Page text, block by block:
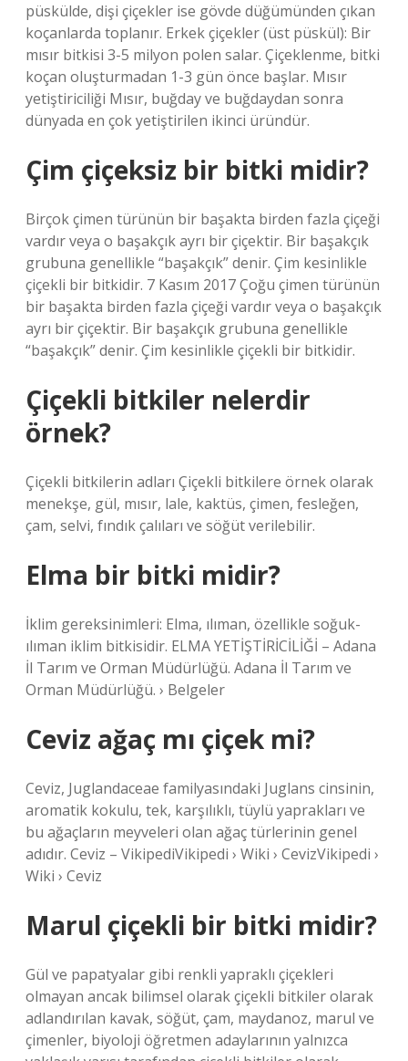
püskülde, dişi çiçekler ise gövde düğümünden çıkan
koçanlarda toplanır. Erkek çiçekler (üst püskül): Bir
mısır bitkisi 3-5 milyon polen salar. Çiçeklenme, bitki
koçan oluşturmadan 1-3 gün önce başlar. Mısır
yetiştiriciliği Mısır, buğday ve buğdaydan sonra
dünyada en çok yetiştirilen ikinci üründür.
Çim çiçeksiz bir bitki midir?
Birçok çimen türünün bir başakta birden fazla çiçeği
vardır veya o başakçık ayrı bir çiçektir. Bir başakçık
grubuna genellikle “başakçık” denir. Çim kesinlikle
çiçekli bir bitkidir. 7 Kasım 2017 Çoğu çimen türünün
bir başakta birden fazla çiçeği vardır veya o başakçık
ayrı bir çiçektir. Bir başakçık grubuna genellikle
“başakçık” denir. Çim kesinlikle çiçekli bir bitkidir.
Çiçekli bitkiler nelerdir
örnek?
Çiçekli bitkilerin adları Çiçekli bitkilere örnek olarak
menekşe, gül, mısır, lale, kaktüs, çimen, fesleğen,
çam, selvi, fındık çalıları ve söğüt verilebilir.
Elma bir bitki midir?
İklim gereksinimleri: Elma, ılıman, özellikle soğuk-
ılıman iklim bitkisidir. ELMA YETİŞTİRİCİLİĞİ – Adana
İl Tarım ve Orman Müdürlüğü. Adana İl Tarım ve
Orman Müdürlüğü. › Belgeler
Ceviz ağaç mı çiçek mi?
Ceviz, Juglandaceae familyasındaki Juglans cinsinin,
aromatik kokulu, tek, karşılıklı, tüylü yaprakları ve
bu ağaçların meyveleri olan ağaç türlerinin genel
adıdır. Ceviz – VikipediVikipedi › Wiki › CevizVikipedi ›
Wiki › Ceviz
Marul çiçekli bir bitki midir?
Gül ve papatyalar gibi renkli yapraklı çiçekleri
olmayan ancak bilimsel olarak çiçekli bitkiler olarak
adlandırılan kavak, söğüt, çam, maydanoz, marul ve
çimenler, biyoloji öğretmen adaylarının yalnızca